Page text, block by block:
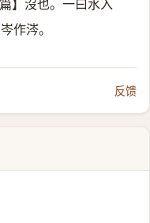
】沒也。一曰水入
作涔。
反馈